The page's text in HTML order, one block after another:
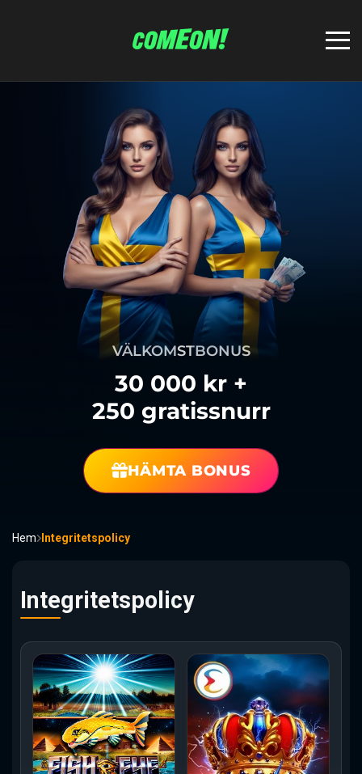
VÄLKOMSTBONUS
30 000 kr +
250 gratissnurr
HÄMTA BONUS
Hem Integritetspolicy
Integritetspolicy